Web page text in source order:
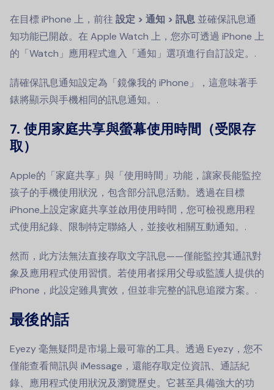
在目標 iPhone 上，前往 設定 > 通知 > 訊息 並確保訊息通
知功能已開啟。在 Apple Watch 上，您亦可透過 iPhone 上
的「Watch」應用程式進入「通知」選項進行自訂設定。.
請確保訊息通知設定為「鏡像我的 iPhone」，這意味著手
錶將顯示與手機相同的訊息通知。.
7. 使用家庭共享與螢幕使用時間（受限存
取）
Apple的「家庭共享」與「使用時間」功能，讓家長能監控
孩子的手機使用狀況，包含部分訊息活動。透過在目標
iPhone上設定家庭共享並啟用使用時間，您可檢視應用程
式使用紀錄、限制特定聯絡人，並接收相關互動通知。.
然而，此方法無法直接存取文字訊息——僅能監控其通訊對
象及應用程式使用習慣。若使用者採用父母或監護人提供的
iPhone，此設定雖具實效，但並非完整的訊息追蹤方案。.
最後的話
Eyezy 毫無疑問是市場上最可靠的工具。透過 Eyezy，您不
僅能查看簡訊與 iMessage，還能存取定位資訊、通話紀
錄、應用程式使用狀況及瀏覽歷史。它甚至具備強大的功